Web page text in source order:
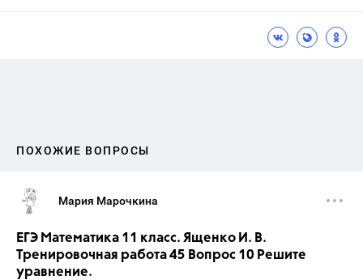
ПОХОЖИЕ ВОПРОСЫ
Мария Марочкина
ЕГЭ Математика 11 класс. Ященко И. В.
Тренировочная работа 45 Вопрос 10 Решите
уравнение.